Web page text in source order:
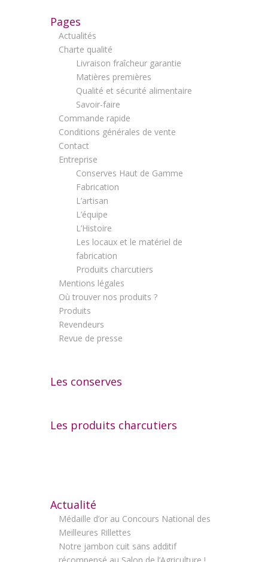
Pages
Actualités
Charte qualité
Livraison fraîcheur garantie
Matières premières
Qualité et sécurité alimentaire
Savoir-faire
Commande rapide
Conditions générales de vente
Contact
Entreprise
Conserves Haut de Gamme
Fabrication
L’artisan
L’équipe
L’Histoire
Les locaux et le matériel de
fabrication
Produits charcutiers
Mentions légales
Où trouver nos produits ?
Produits
Revendeurs
Revue de presse
Les conserves
Les produits charcutiers
Actualité
Médaille d’or au Concours National des
Meilleures Rillettes
Notre jambon cuit sans additif
récompensé au Salon de l’Agriculture !